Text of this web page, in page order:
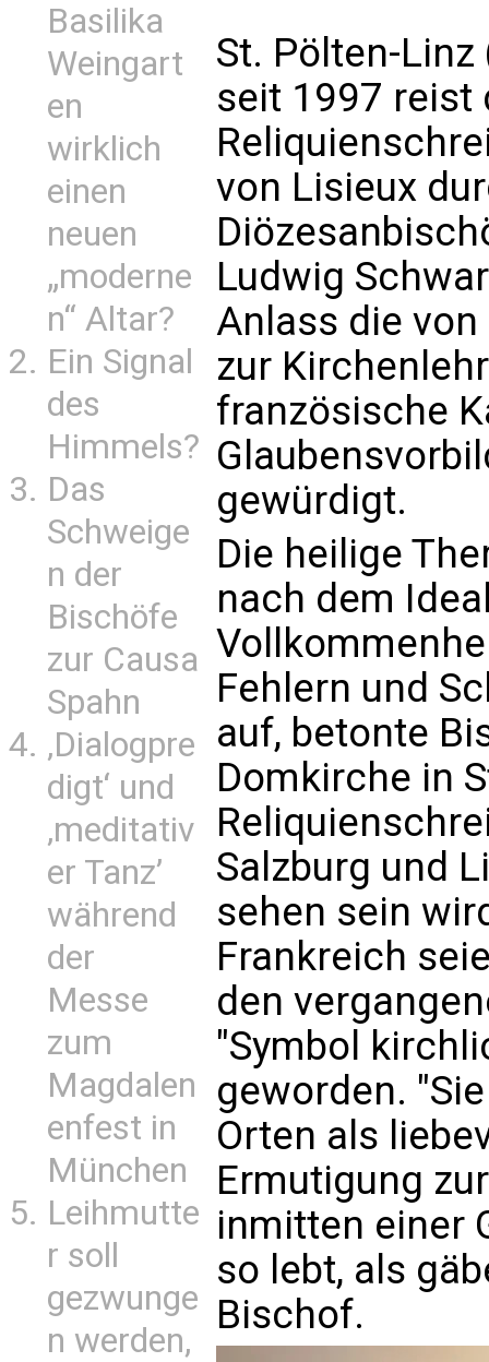
Basilika
Weingart
en
wirklich
einen
neuen
„moderne
n“ Altar?
Ein Signal
des
Himmels?
Das
Schweige
n der
Bischöfe
zur Causa
Spahn
‚Dialogpre
digt‘ und
‚meditativ
er Tanz’
während
der
Messe
zum
Magdalen
enfest in
München
Leihmutte
r soll
gezwunge
n werden,
St. Pölten-
seit 1997 reist
von Lisieux
Ludwig
Anlass die
zur
französische
gewürdigt.
Die heilige
nach dem
Fehlern und
auf, betonte
Domkirche in
Salzburg und
sehen sein
Frankreich
den
"Symbol
geworden.
Orten als
Ermutigung
inmitten einer
so lebt, als
Bischof.